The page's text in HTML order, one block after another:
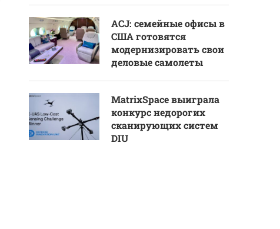
ACJ: семейные офисы в
США готовятся
модернизировать свои
деловые самолеты
MatrixSpace выиграла
конкурс недорогих
сканирующих систем
DIU